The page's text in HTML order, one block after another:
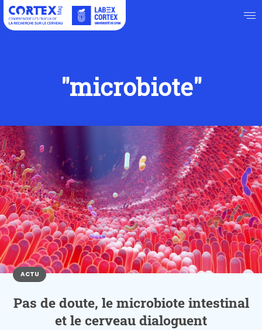
"microbiote"
ACTU
Pas de doute, le microbiote intestinal
et le cerveau dialoguent